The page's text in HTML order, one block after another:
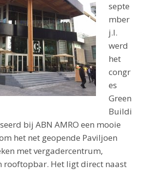
septe
mber
j.l.
werd
het
congr
es
Green
Buildi
bij ABN AMRO een mooie
het net geopende Paviljoen
met vergadercentrum,
rooftopbar. Het ligt direct naast